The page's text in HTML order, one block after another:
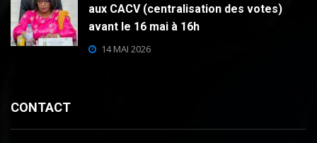
aux CACV (centralisation des votes)
avant le 16 mai à 16h
14 MAI 2026
CONTACT